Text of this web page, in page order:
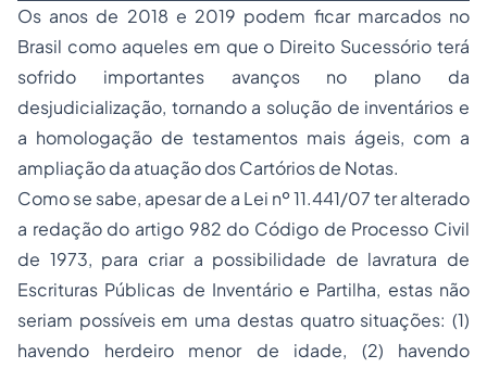
Os anos de 2018 e 2019 podem ficar marcados no
Brasil como aqueles em que o Direito Sucessório terá
sofrido importantes avanços no plano da
desjudicialização, tornando a solução de inventários e
a homologação de testamentos mais ágeis, com a
ampliação da atuação dos Cartórios de Notas.
Como se sabe, apesar de a Lei nº 11.441/07 ter alterado
a redação do artigo 982 do Código de Processo Civil
de 1973, para criar a possibilidade de lavratura de
Escrituras Públicas de Inventário e Partilha, estas não
seriam possíveis em uma destas quatro situações: (1)
havendo herdeiro menor de idade, (2) havendo